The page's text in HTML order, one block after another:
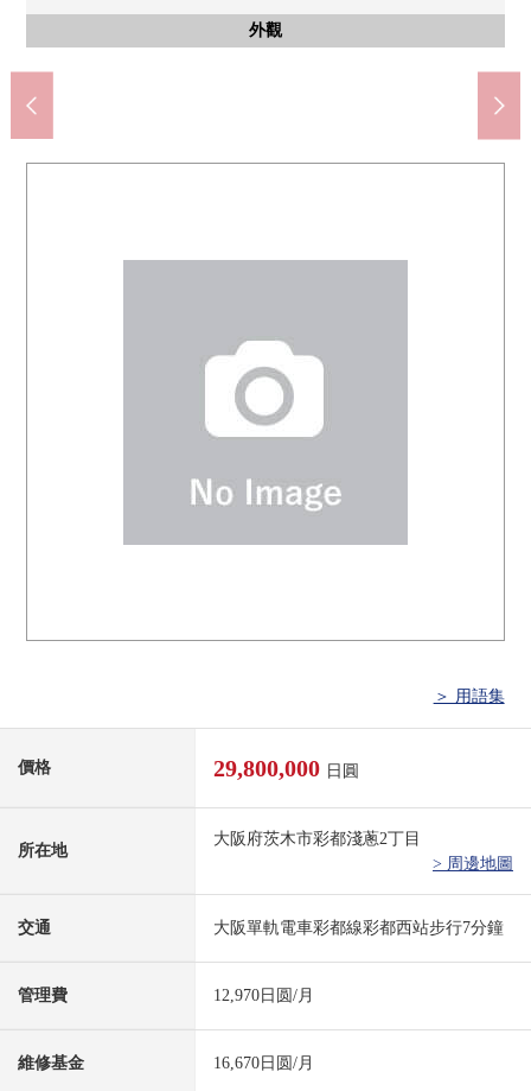
外觀
入口
入口
其他
外觀
外觀
外觀
外觀
外觀
外觀
外觀
朋友市場彩都店(約700m)
MINISTOP茨木彩都淺蔥商店(約50m)
彩都西郵局(約800m)
茨木市立彩都西小學(約550m)
茨木市立彩都西中學(約750m)
＞ 用語集
價格 29,800,000 日圓
所在地
大阪府茨木市彩都淺蔥2丁目
> 周邊地圖
交通 大阪單軌電車彩都線彩都西站步行7分鐘
管理費 12,970日圆/月
維修基金 16,670日圆/月